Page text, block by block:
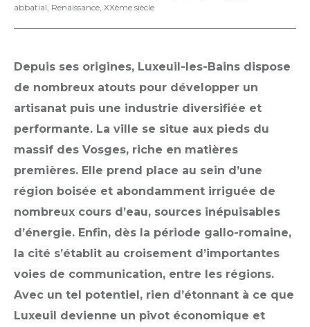
abbatial, Renaissance, XXème siècle
Depuis ses origines, Luxeuil-les-Bains dispose
de nombreux atouts pour développer un
artisanat puis une industrie diversifiée et
performante. La ville se situe aux pieds du
massif des Vosges, riche en matières
premières. Elle prend place au sein d’une
région boisée et abondamment irriguée de
nombreux cours d’eau, sources inépuisables
d’énergie. Enfin, dès la période gallo-romaine,
la cité s’établit au croisement d’importantes
voies de communication, entre les régions.
Avec un tel potentiel, rien d’étonnant à ce que
Luxeuil devienne un pivot économique et